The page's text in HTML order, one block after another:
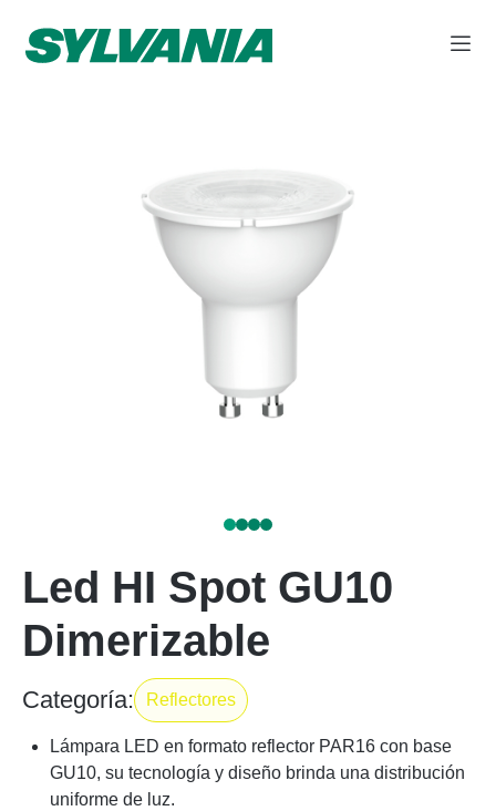
Led HI Spot GU10
Dimerizable
Categoría: Reflectores
Lámpara LED en formato reflector PAR16 con base
GU10, su tecnología y diseño brinda una distribución
uniforme de luz.